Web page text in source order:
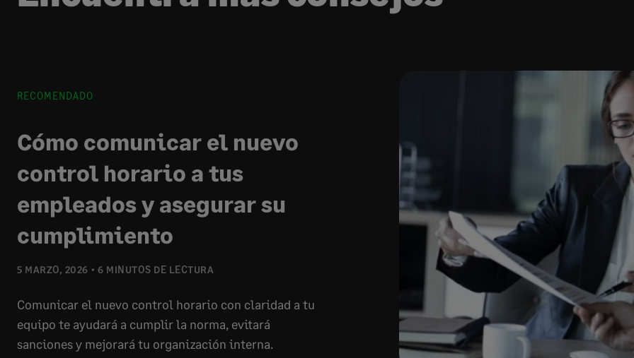
RECOMENDADO
5 MARZO, 2026 6 MINUTOS DE LECTURA
Cómo comunicar el nuevo
control horario a tus
empleados y asegurar su
cumplimiento
Comunicar el nuevo control horario con claridad a tu
equipo te ayudará a cumplir la norma, evitará
sanciones y mejorará tu organización interna.